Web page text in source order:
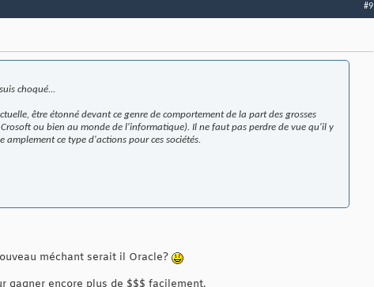
#9
choqué...
être étonné devant ce genre de comportement de la part des grosses
ou bien au monde de l'informatique). Il ne faut pas perdre de vue qu'il y
ce type d'actions pour ces sociétés.
méchant serait il Oracle?
gagner encore plus de $$$ facilement.